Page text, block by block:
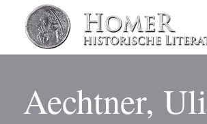
Aechtner, Uli